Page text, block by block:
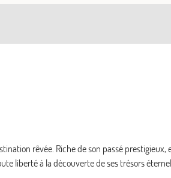
rêvée. Riche de son passé
liberté à la découverte de ses trésors